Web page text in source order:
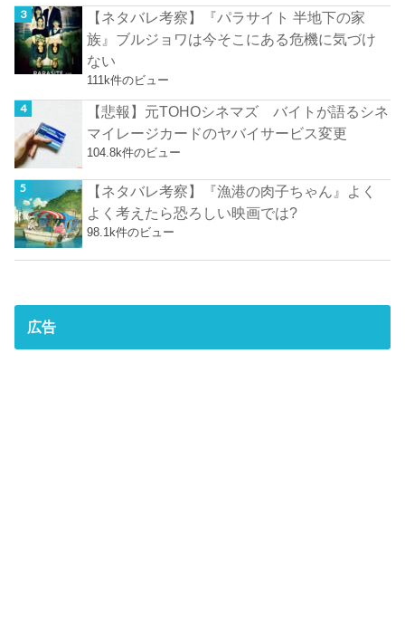
【ネタバレ考察】『パラサイト 半地下の家
族』ブルジョワは今そこにある危機に気づけ
ない
111k件のビュー
【悲報】元TOHOシネマズ バイトが語るシネ
マイレージカードのヤバイサービス変更
104.8k件のビュー
【ネタバレ考察】『漁港の肉子ちゃん』よく
よく考えたら恐ろしい映画では?
98.1k件のビュー
広告